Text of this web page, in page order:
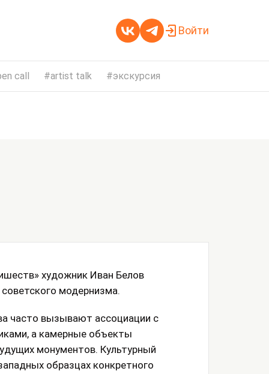
Войти
call artist talk экскурсия
художник Иван Белов
модернизма.
часто вызывают ассоциации с
а камерные объекты
монументов. Культурный
образцах конкретного